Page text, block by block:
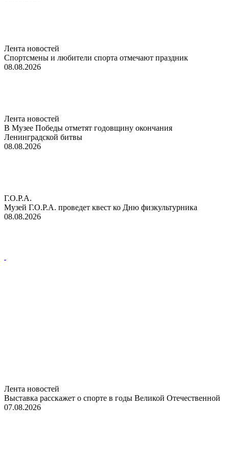
Лента новостей
Спортсмены и любители спорта отмечают праздник
08.08.2026
Лента новостей
В Музее Победы отметят годовщину окончания
Ленинградской битвы
08.08.2026
Г.О.Р.А.
Музей Г.О.Р.А. проведет квест ко Дню физкультурника
08.08.2026
Лента новостей
Выставка расскажет о спорте в годы Великой Отечественной
07.08.2026